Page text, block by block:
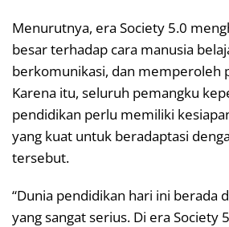
Menurutnya, era Society 5.0
besar terhadap cara manusia
berkomunikasi, dan memperoleh
Karena itu, seluruh pemangku
pendidikan perlu memiliki
yang kuat untuk beradaptasi
tersebut.
“Dunia pendidikan hari ini berada
yang sangat serius. Di era Society